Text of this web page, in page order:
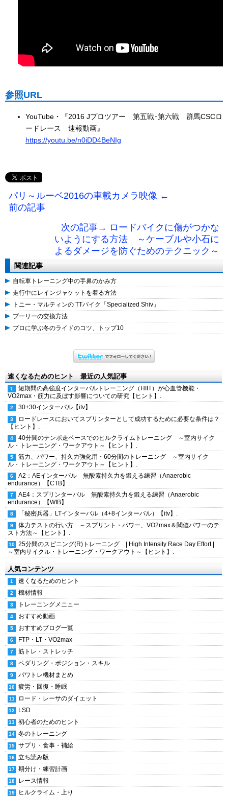
参照URL
YouTube・『2016 Jプロツアー 第五戦･第六戦 群馬CSCロ
ードレース 速報動画』
https://youtu.be/n0iDD4BeNIg
パリ～ルーベ2016の車載カメラ映像 ←
前の記事
次の記事→ ロードバイクに傷がつかな
いようにする方法 ～ケーブルや小石に
よるダメージを防ぐためのテクニック～
関連記事
自転車トレーニング中の手鼻のかみ方
走行中にレインジャケットを着る方法
トニー・マルティンの TTバイク「Specialized Shiv」
プーリーの交換方法
プロに学ぶ冬のライドのコツ、トップ10
速くなるためのヒント 最近の人気記事
短期間の高強度インターバルトレーニング（HIIT）が心血管機能・
VO2max・筋力に及ぼす影響についての研究【ヒント】.
30+30インターバル【itv】.
ロードレースにおいてスプリンターとして成功するために必要な条件は？
【ヒント】.
40分間のテンポ走ペースでのヒルクライムトレーニング ～室内サイク
ル・トレーニング・ワークアウト～【ヒント】.
筋力、パワー、持久力強化用・60分間のトレーニング ～室内サイク
ル・トレーニング・ワークアウト～【ヒント】.
A2：AEインターバル 無酸素持久力を鍛える練習（Anaerobic
endurance）【CTB】.
AE4：スプリンターバル 無酸素持久力を鍛える練習（Anaerobic
endurance）【WIB】.
「秘密兵器」LTインターバル（4+8インターバル）【itv】.
体力テストの行い方 ～スプリント・パワー、VO2max＆閾値パワーのテ
スト方法～【ヒント】.
25分間のスピニング(R)トレーニング | High Intensity Race Day Effort |
～室内サイクル・トレーニング・ワークアウト～【ヒント】.
人気コンテンツ
速くなるためのヒント
機材情報
トレーニングメニュー
おすすめ動画
おすすめブログ一覧
FTP・LT・VO2max
筋トレ・ストレッチ
ペダリング・ポジション・スキル
パワトレ機材まとめ
疲労・回復・睡眠
ロード・レーサのダイエット
LSD
初心者のためのヒント
冬のトレーニング
サプリ・食事・補給
立ち読み版
期分け・練習計画
レース情報
ヒルクライム・上り